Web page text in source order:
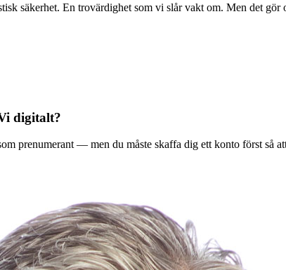
säkerhet. En trovärdighet som vi slår vakt om. Men det
digitalt?
prenumerant — men du måste skaffa dig ett konto först så